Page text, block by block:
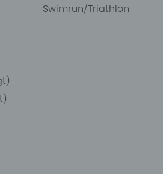
Swimrun/Triathlon